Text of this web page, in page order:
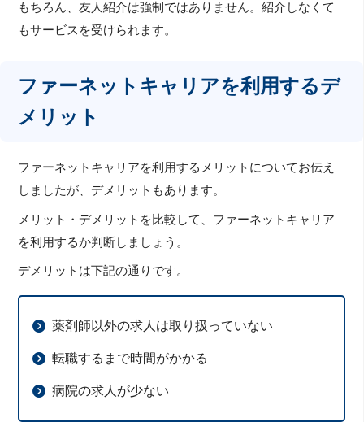
もちろん、友人紹介は強制ではありません。紹介しなくて
もサービスを受けられます。
ファーネットキャリアを利用するデ
メリット
ファーネットキャリアを利用するメリットについてお伝え
しましたが、デメリットもあります。
メリット・デメリットを比較して、ファーネットキャリア
を利用するか判断しましょう。
デメリットは下記の通りです。
薬剤師以外の求人は取り扱っていない
転職するまで時間がかかる
病院の求人が少ない